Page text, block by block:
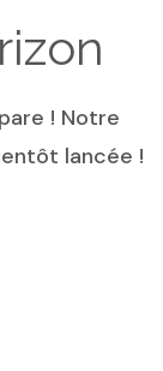
! Notre
lancée !